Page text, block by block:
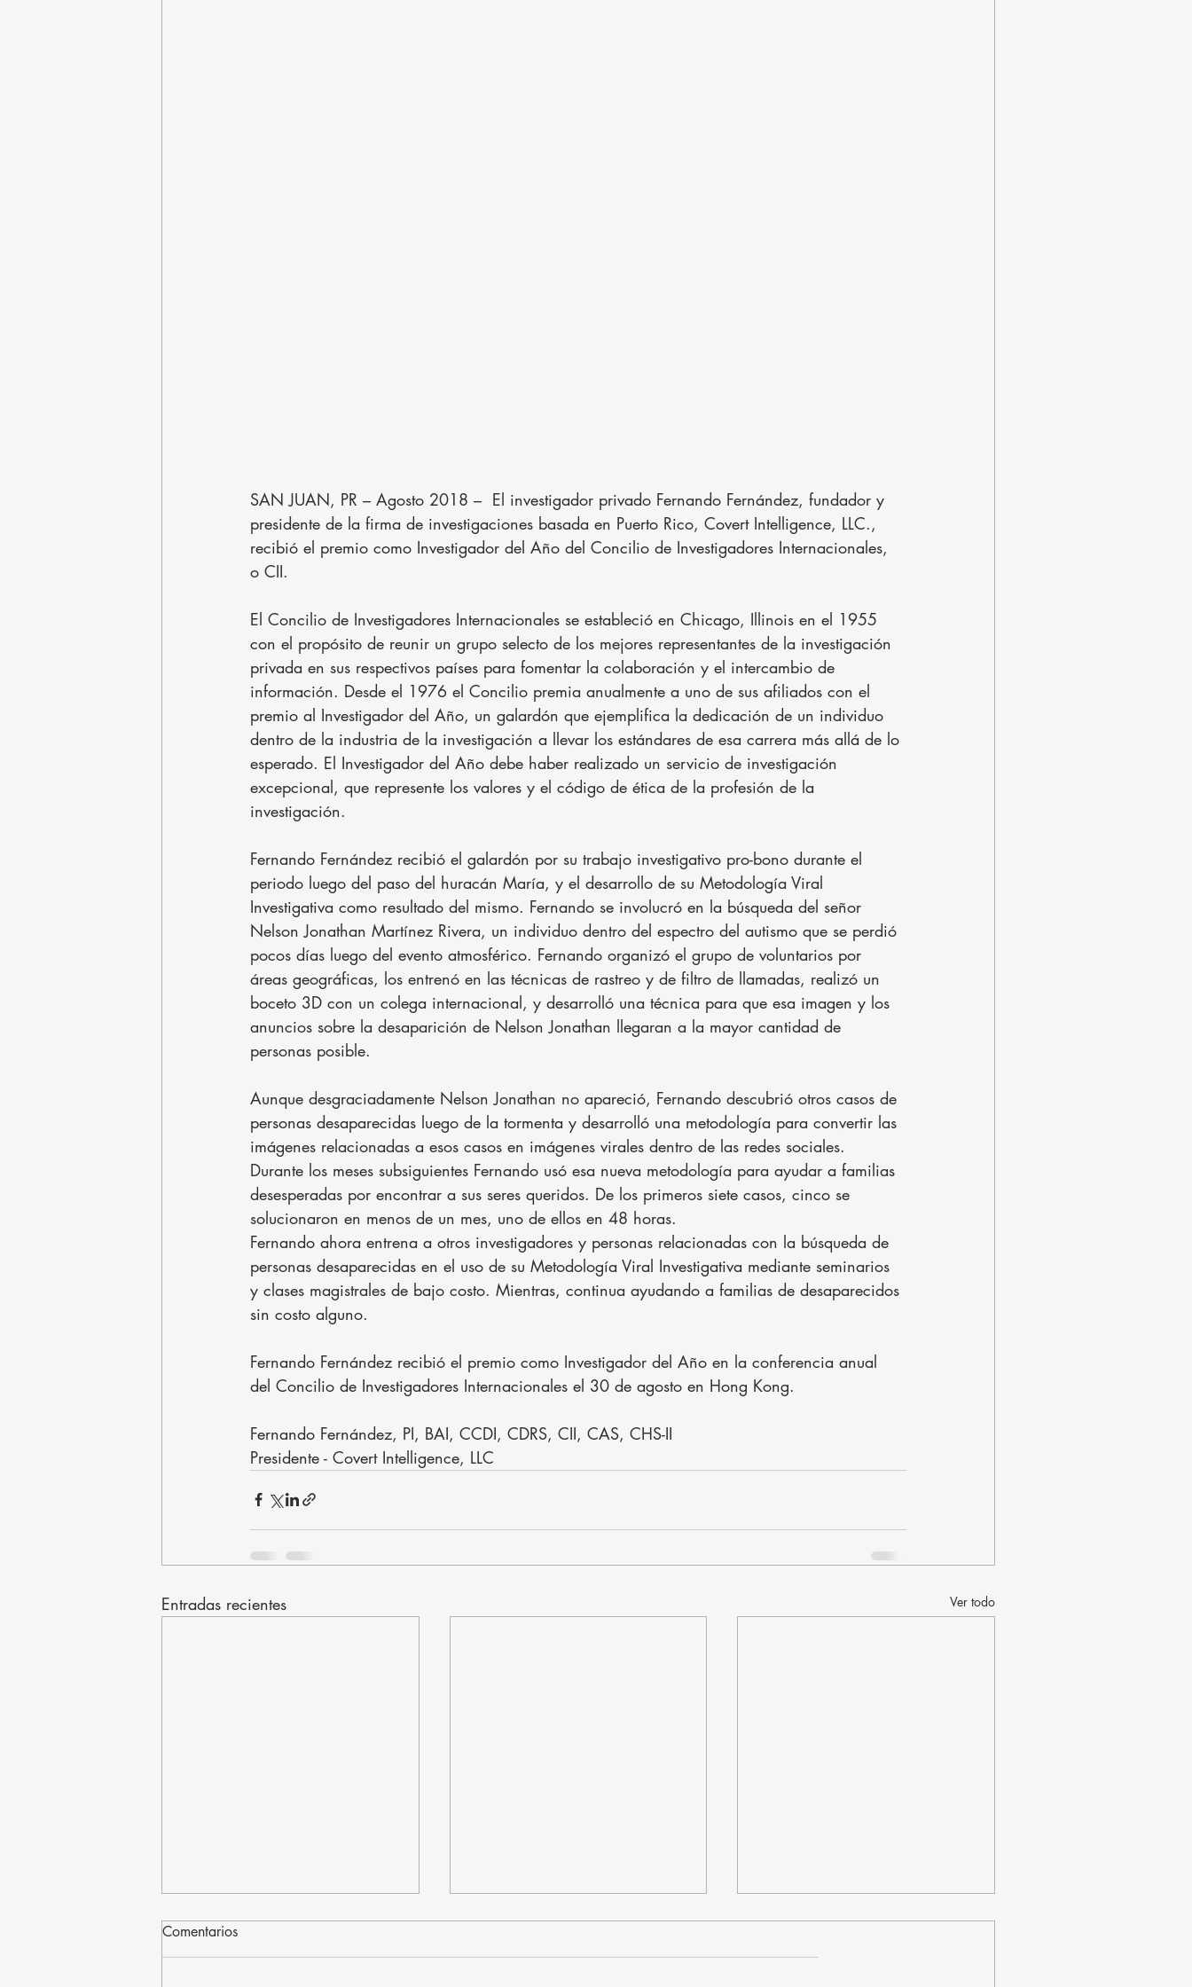
SAN JUAN, PR – Agosto 2018 –  El investigador privado Fernando Fernández, fundador y
presidente de la firma de investigaciones basada en Puerto Rico, Covert Intelligence, LLC.,
recibió el premio como Investigador del Año del Concilio de Investigadores Internacionales,
o CII.
El Concilio de Investigadores Internacionales se estableció en Chicago, Illinois en el 1955
con el propósito de reunir un grupo selecto de los mejores representantes de la investigación
privada en sus respectivos países para fomentar la colaboración y el intercambio de
información. Desde el 1976 el Concilio premia anualmente a uno de sus afiliados con el
premio al Investigador del Año, un galardón que ejemplifica la dedicación de un individuo
dentro de la industria de la investigación a llevar los estándares de esa carrera más allá de lo
esperado. El Investigador del Año debe haber realizado un servicio de investigación
excepcional, que represente los valores y el código de ética de la profesión de la
investigación.
Fernando Fernández recibió el galardón por su trabajo investigativo pro-bono durante el
periodo luego del paso del huracán María, y el desarrollo de su Metodología Viral
Investigativa como resultado del mismo. Fernando se involucró en la búsqueda del señor
Nelson Jonathan Martínez Rivera, un individuo dentro del espectro del autismo que se perdió
pocos días luego del evento atmosférico. Fernando organizó el grupo de voluntarios por
áreas geográficas, los entrenó en las técnicas de rastreo y de filtro de llamadas, realizó un
boceto 3D con un colega internacional, y desarrolló una técnica para que esa imagen y los
anuncios sobre la desaparición de Nelson Jonathan llegaran a la mayor cantidad de
personas posible.
Aunque desgraciadamente Nelson Jonathan no apareció, Fernando descubrió otros casos de
personas desaparecidas luego de la tormenta y desarrolló una metodología para convertir las
imágenes relacionadas a esos casos en imágenes virales dentro de las redes sociales.
Durante los meses subsiguientes Fernando usó esa nueva metodología para ayudar a familias
desesperadas por encontrar a sus seres queridos. De los primeros siete casos, cinco se
solucionaron en menos de un mes, uno de ellos en 48 horas.
Fernando ahora entrena a otros investigadores y personas relacionadas con la búsqueda de
personas desaparecidas en el uso de su Metodología Viral Investigativa mediante seminarios
y clases magistrales de bajo costo. Mientras, continua ayudando a familias de desaparecidos
sin costo alguno.
Fernando Fernández recibió el premio como Investigador del Año en la conferencia anual
del Concilio de Investigadores Internacionales el 30 de agosto en Hong Kong.
Fernando Fernández, PI, BAI, CCDI, CDRS, CII, CAS, CHS-II
Presidente - Covert Intelligence, LLC
Entradas recientes Ver todo
Comentarios